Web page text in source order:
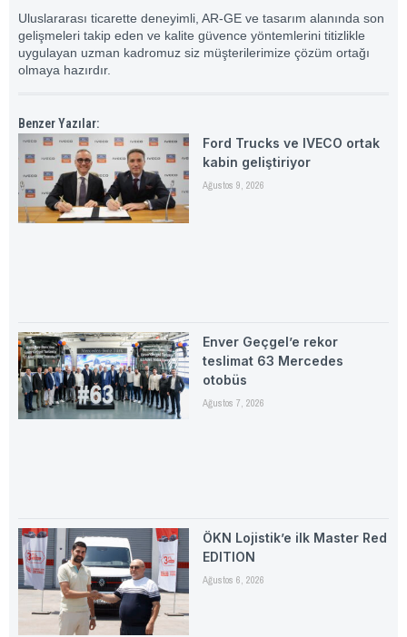
Uluslararası ticarette deneyimli, AR-GE ve tasarım alanında son
gelişmeleri takip eden ve kalite güvence yöntemlerini titizlikle
uygulayan uzman kadromuz siz müşterilerimize çözüm ortağı
olmaya hazırdır.
Benzer Yazılar:
Ford Trucks ve IVECO ortak
kabin geliştiriyor
Ağustos 9, 2026
Enver Geçgel’e rekor
teslimat 63 Mercedes
otobüs
Ağustos 7, 2026
ÖKN Lojistik’e ilk Master Red
EDITION
Ağustos 6, 2026